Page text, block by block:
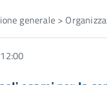
generale >